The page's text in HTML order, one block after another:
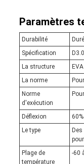
Paramètres
Durabilité
Spécification
La structure
La norme
Norme
d'exécution
Déflexion
60%
Le type
Plage de
température
-60